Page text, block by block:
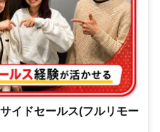
イドセールス(フルリモー